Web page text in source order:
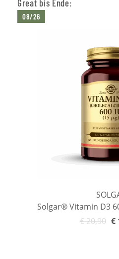
Great bis Ende:
08/26
Solgar® Vitamin D3
€20,90 €